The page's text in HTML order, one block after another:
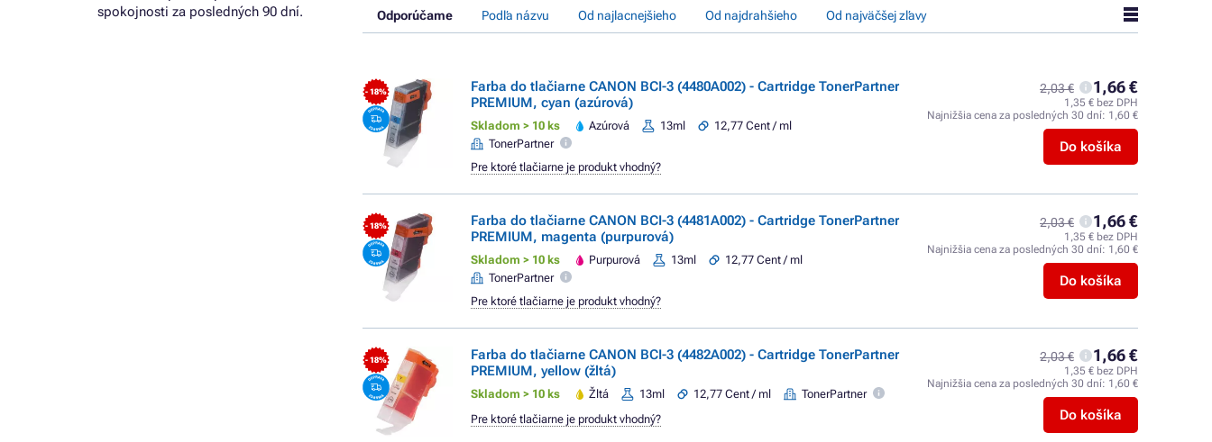
spokojnosti za posledných 90 dní.
Odporúčame Podľa názvu Od najlacnejšieho Od najdrahšieho Od najväčšej zľavy
- 18%
Farba do tlačiarne CANON BCI-3 (4480A002) - Cartridge TonerPartner
PREMIUM, cyan (azúrová)
Skladom > 10 ks Azúrová 13ml
12,77 Cent / ml
TonerPartner
2,03 € 1,66 €
1,35 € bez DPH
Najnižšia cena za posledných 30 dní: 1,60 €
Do košíka
Pre ktoré tlačiarne je produkt vhodný?
- 18%
Farba do tlačiarne CANON BCI-3 (4481A002) - Cartridge TonerPartner
PREMIUM, magenta (purpurová)
Skladom > 10 ks Purpurová 13ml
12,77 Cent / ml
TonerPartner
2,03 € 1,66 €
1,35 € bez DPH
Najnižšia cena za posledných 30 dní: 1,60 €
Do košíka
Pre ktoré tlačiarne je produkt vhodný?
- 18%
Farba do tlačiarne CANON BCI-3 (4482A002) - Cartridge TonerPartner
PREMIUM, yellow (žltá)
Skladom > 10 ks Žltá 13ml 12,77 Cent / ml TonerPartner
2,03 € 1,66 €
1,35 € bez DPH
Najnižšia cena za posledných 30 dní: 1,60 €
Do košíka
Pre ktoré tlačiarne je produkt vhodný?